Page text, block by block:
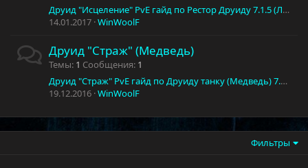
Друид "Исцеление" PvE гайд по Рестор Друиду 7.1.5 (Легион)
14.01.2017 WinWoolF
Друид "Страж" (Медведь)
Темы 1 Сообщения 1
Друид "Страж" PvE гайд по Друиду танку (Медведь) 7.1.5 (Легион)
19.12.2016 WinWoolF
Фильтры